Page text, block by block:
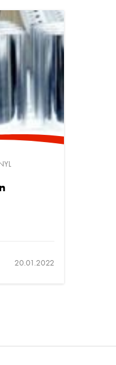
20.01.2022